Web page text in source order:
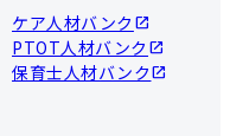
ケア人材バンク
PTOT人材バンク
保育士人材バンク